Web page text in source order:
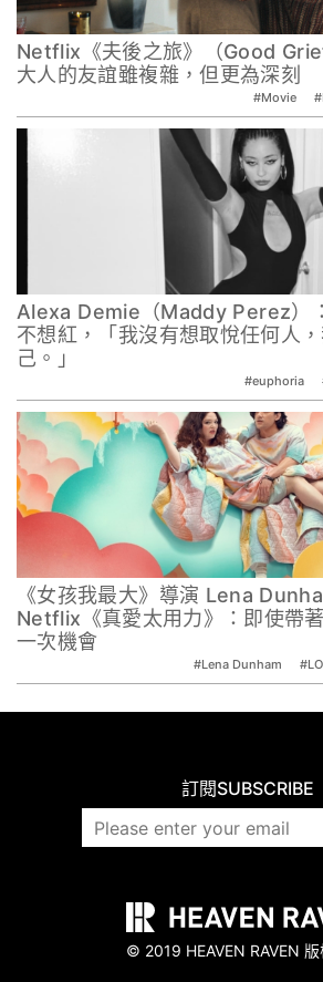
Netflix《夫後之旅》（Good
大人的友誼雖複雜，但更為深刻
#Movie
Alexa Demie（Maddy Perez）
不想紅，「我沒有想取悅任何人
己。」
#euphoria
《女孩我最大》導演 Lena
Netflix《真愛太用力》：即使帶
一次機會
#Lena Dunham
訂閱SUBSCRIBE
© 2019 HEAVEN RAVEN